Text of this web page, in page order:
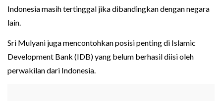
Indonesia masih tertinggal jika dibandingkan dengan negara
lain.
Sri Mulyani juga mencontohkan posisi penting di Islamic
Development Bank (IDB) yang belum berhasil diisi oleh
perwakilan dari Indonesia.